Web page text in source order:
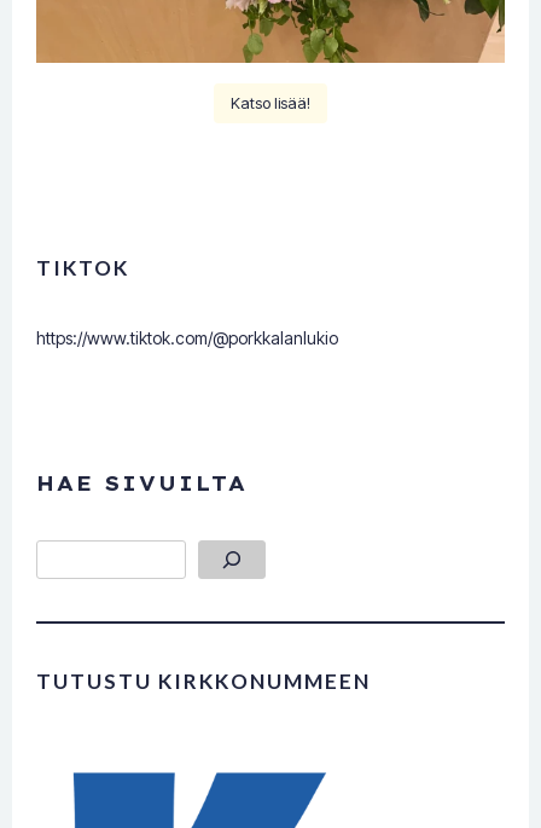
Katso lisää!
TIKTOK
https://www.tiktok.com/@porkkalanlukio
HAE SIVUILTA
TUTUSTU KIRKKONUMMEEN